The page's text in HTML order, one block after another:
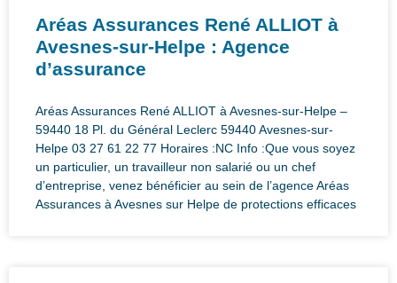
Aréas Assurances René ALLIOT à
Avesnes-sur-Helpe : Agence
d’assurance
Aréas Assurances René ALLIOT à Avesnes-sur-Helpe –
59440 18 Pl. du Général Leclerc 59440 Avesnes-sur-
Helpe 03 27 61 22 77 Horaires :NC Info :Que vous soyez
un particulier, un travailleur non salarié ou un chef
d’entreprise, venez bénéficier au sein de l’agence Aréas
Assurances à Avesnes sur Helpe de protections efficaces